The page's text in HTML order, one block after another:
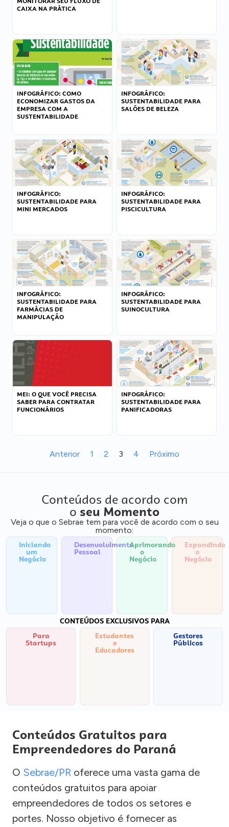
CAIXA NA PRÁTICA
INFOGRÁFICO: COMO
ECONOMIZAR GASTOS DA
EMPRESA COM A
SUSTENTABILIDADE
INFOGRÁFICO:
SUSTENTABILIDADE PARA
SALÕES DE BELEZA
INFOGRÁFICO:
SUSTENTABILIDADE PARA
MINI MERCADOS
INFOGRÁFICO:
SUSTENTABILIDADE PARA
PISCICULTURA
INFOGRÁFICO:
SUSTENTABILIDADE PARA
FARMÁCIAS DE
MANIPULAÇÃO
INFOGRÁFICO:
SUSTENTABILIDADE PARA
SUINOCULTURA
MEI: O QUE VOCÊ PRECISA
SABER PARA CONTRATAR
FUNCIONÁRIOS
INFOGRÁFICO:
SUSTENTABILIDADE PARA
PANIFICADORAS
Anterior 1 2 3 4 Próximo
Conteúdos de acordo com
o seu Momento
Veja o que o Sebrae tem para você de acordo com o seu
momento:
Iniciando
um
Negócio
Desenvolvimento
Pessoal
Aprimorando
o
Negócio
Expandindo
o
Negócio
CONTEÚDOS EXCLUSIVOS PARA
Para
Startups
Estudantes
e
Educadores
Gestores
Públicos
Conteúdos Gratuitos para
Empreendedores do Paraná
O Sebrae/PR oferece uma vasta gama de
conteúdos gratuitos para apoiar
empreendedores de todos os setores e
portes. Nosso objetivo é fornecer as